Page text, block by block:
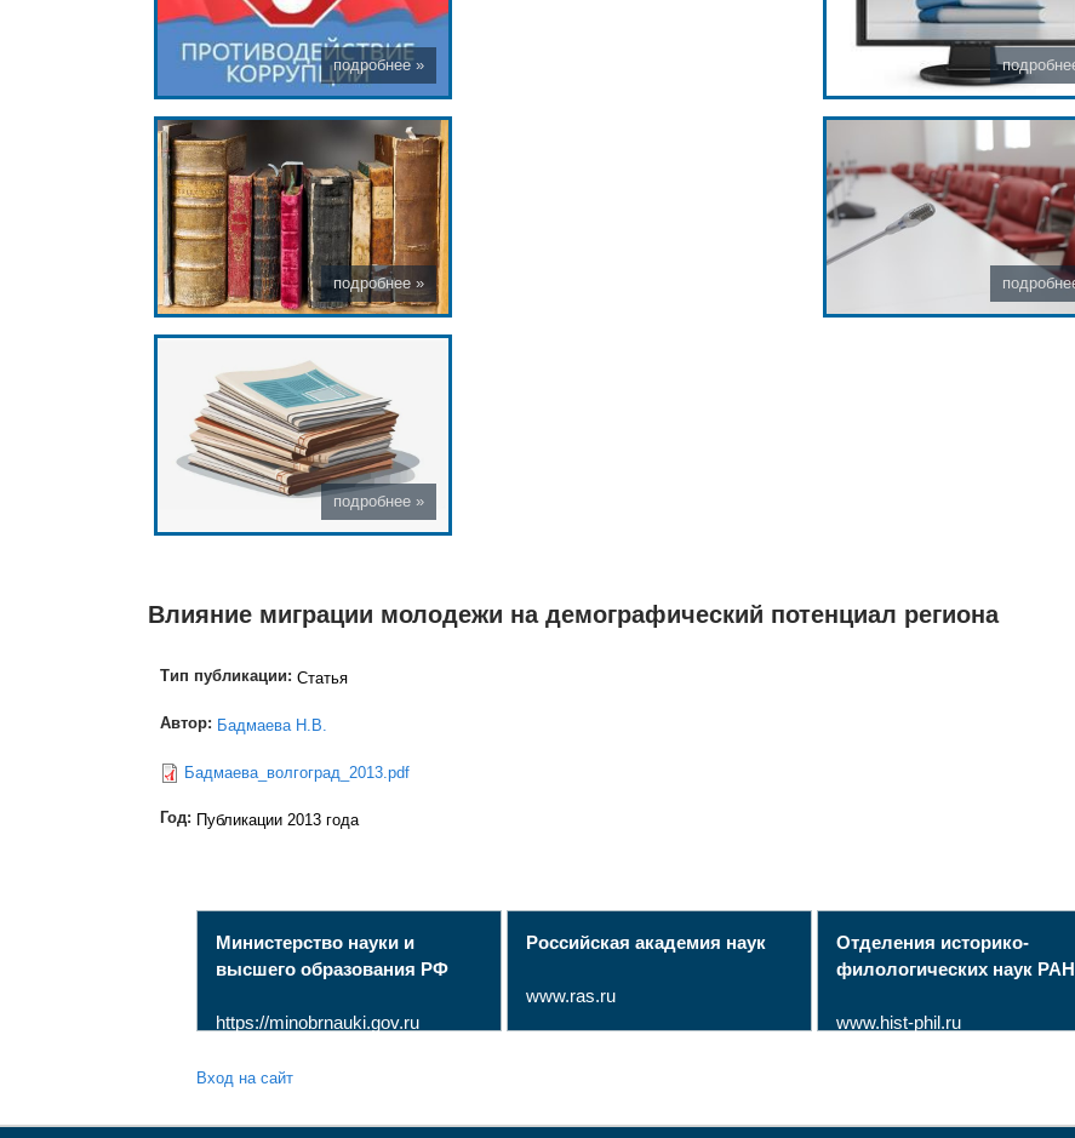
Влияние миграции молодежи на демографический потенциал региона
Тип публикации: Статья
Автор: Бадмаева Н.В.
Бадмаева_волгоград_2013.pdf
Год: Публикации 2013 года
Министерство науки и
высшего образования РФ
https://minobrnauki.gov.ru
Российская академия наук
www.ras.ru
Отделения историко-
филологических наук РАН
www.hist-phil.ru
Вход на сайт